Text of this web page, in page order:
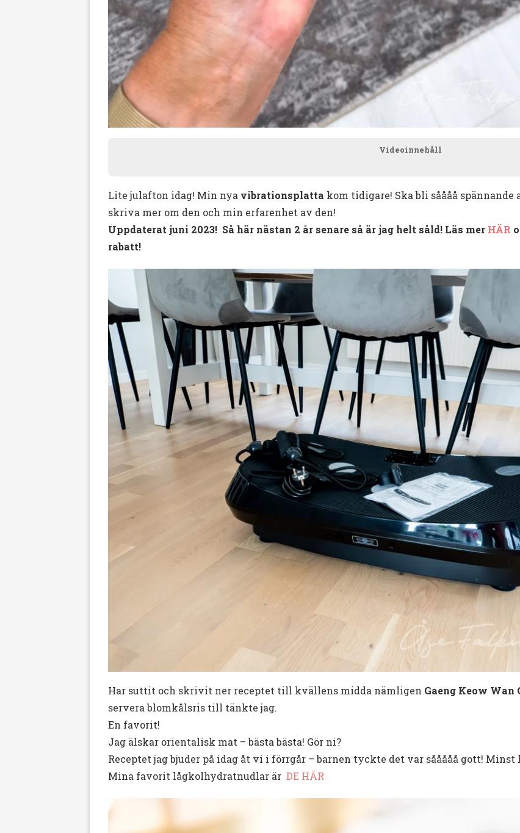
Videoinnehåll
Lite julafton idag! Min nya vibrationsplatta kom tidigare! Ska bli såååå
skriva mer om den och min erfarenhet av den!
Uppdaterat juni 2023! Så här nästan 2 år senare så är jag helt såld! Läs mer HÄR
rabatt!
Har suttit och skrivit ner receptet till kvällens midda nämligen Gaeng Keow Wan
servera blomkålsris till tänkte jag.
En favorit!
Jag älskar orientalisk mat – bästa bästa! Gör ni?
Receptet jag bjuder på idag åt vi i förrgår – barnen tyckte det var sååååå gott!
Mina favorit lågkolhydratnudlar är DE HÄR